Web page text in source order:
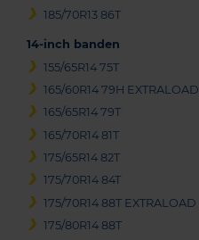
185/70R13 86T
14-inch banden
155/65R14 75T
165/60R14 79H EXTRALOAD
165/65R14 79T
165/70R14 81T
175/65R14 82T
175/70R14 84T
175/70R14 88T EXTRALOAD
175/80R14 88T